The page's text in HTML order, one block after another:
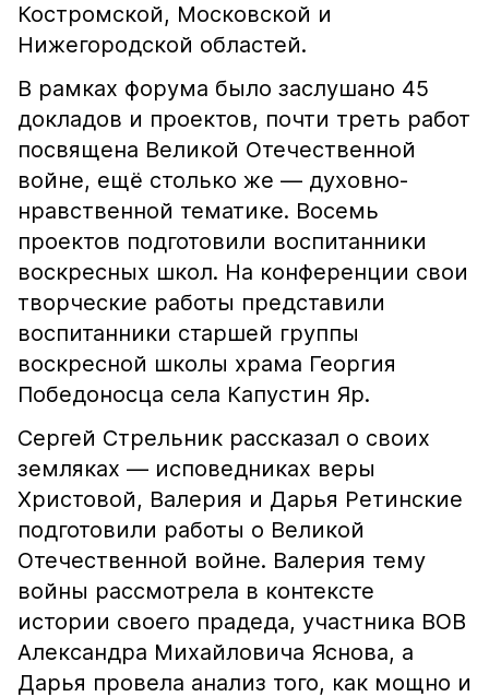
Костромской, Московской и
Нижегородской областей.
В рамках форума было заслушано 45
докладов и проектов, почти треть работ
посвящена Великой Отечественной
войне, ещё столько же — духовно-
нравственной тематике. Восемь
проектов подготовили воспитанники
воскресных школ. На конференции свои
творческие работы представили
воспитанники старшей группы
воскресной школы храма Георгия
Победоносца села Капустин Яр.
Сергей Стрельник рассказал о своих
земляках — исповедниках веры
Христовой, Валерия и Дарья Ретинские
подготовили работы о Великой
Отечественной войне. Валерия тему
войны рассмотрела в контексте
истории своего прадеда, участника ВОВ
Александра Михайловича Яснова, а
Дарья провела анализ того, как мощно и